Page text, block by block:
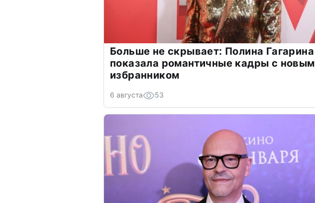
Больше не скрывает: Полина Гагарина
показала романтичные кадры с новым
избранником
6 августа 53